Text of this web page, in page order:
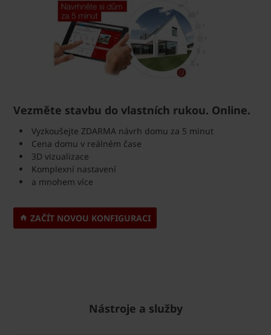
Vezměte stavbu do vlastních rukou. Online.
Vyzkoušejte ZDARMA návrh domu za 5 minut
Cena domu v reálném čase
3D vizualizace
Komplexní nastavení
a mnohem více
ZAČÍT NOVOU KONFIGURACI
Nástroje a služby